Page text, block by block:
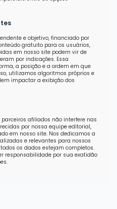
e objetivo, financiado por
gratuito para os usuários,
em nosso site podem vir de
por indicações. Essa
a posição e a ordem em que
utilizamos algoritmos próprios e
impactar a exibição dos
afiliados não interfere nas
por nossa equipe editorial,
em nosso site. Nos dedicamos a
e relevantes para nossos
os dados estejam completos.
responsabilidade por sua exatidão